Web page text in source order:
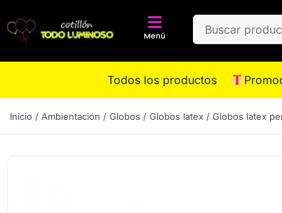
Menú
Todos los productos
Inicio / Ambientación / Globos / Globos latex / Globos latex